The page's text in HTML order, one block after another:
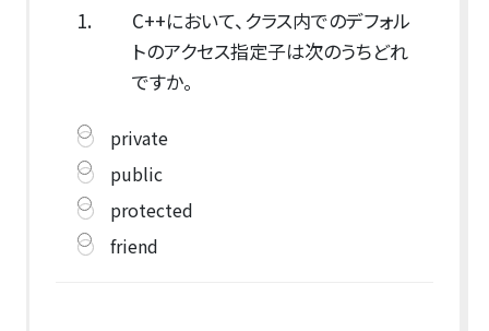
1.
C++において、クラス内でのデフォル
トのアクセス指定子は次のうちどれ
ですか。
private
public
protected
friend